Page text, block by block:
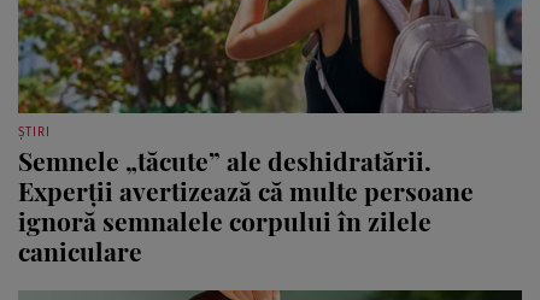
ȘTIRI
Semnele „tăcute” ale deshidratării.
Experții avertizează că multe persoane
ignoră semnalele corpului în zilele
caniculare